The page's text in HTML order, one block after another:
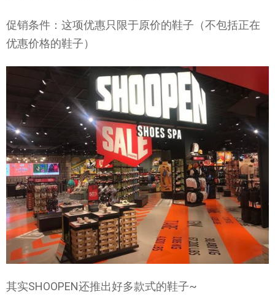
促销条件：这项优惠只限于原价的鞋子（不包括正在
优惠价格的鞋子）
其实SHOOPEN还推出好多款式的鞋子~